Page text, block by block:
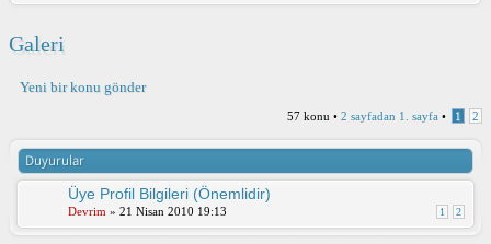
Galeri
Yeni bir konu gönder
57 konu • 2 sayfadan 1 . sayfa • 1 2
Duyurular
Üye Profil Bilgileri (Önemlidir)
1 2
Devrim » 21 Nisan 2010 19:13